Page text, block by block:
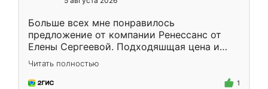
Больше всех мне понравилось
предложение от компании Ренессанс от
Елены Сергеевой. Подходяшщая цена и
короткие сроки изготовления. Приехавший
для замера сотрудник Владислав
предложил по моему эскизу самый
Читать полностью
1